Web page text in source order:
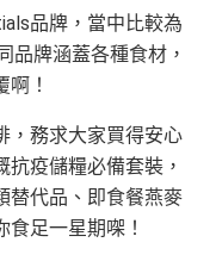
品牌，當中比較為
品牌涵蓋各種食材，
！
，務求大家買得安心
疫儲糧必備套裝，
替代品、即食餐燕麥
足一星期㗎！